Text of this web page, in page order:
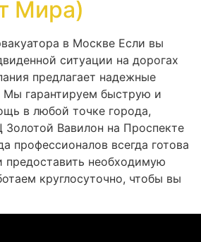
Мира)
в Москве Если вы
ситуации на дорогах
предлагает надежные
Мы гарантируем быструю и
в любой точке города,
Вавилон на Проспекте
профессионалов всегда готова
предоставить необходимую
круглосуточно, чтобы вы